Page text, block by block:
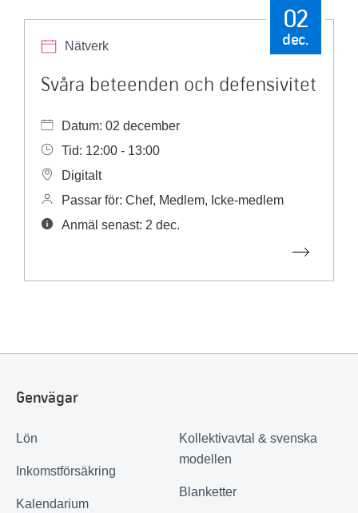
Nätverk
02
dec.
Svåra beteenden och defensivitet
Datum: 02 december
Tid: 12:00 - 13:00
Digitalt
Passar för: Chef, Medlem, Icke-medlem
Anmäl senast: 2 dec.
Genvägar
Lön
Inkomstförsäkring
Kalendarium
Kollektivavtal & svenska
modellen
Blanketter